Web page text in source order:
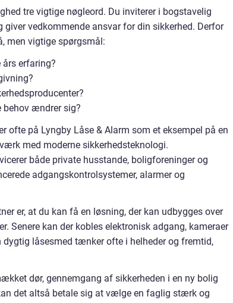
tre vigtige nøgleord. Du inviterer i bogstavelig
vedkommende ansvar for din sikkerhed. Derfor
men vigtige spørgsmål:
erfaring?
behov ændrer sig?
ofte på Lyngby Låse & Alarm som et eksempel på en
med moderne sikkerhedsteknologi.
både private husstande, boligforeninger og
adgangskontrolsystemer, alarmer og
er, at du kan få en løsning, der kan udbygges over
Senere kan der kobles elektronisk adgang, kameraer
låsesmed tænker ofte i helheder og fremtid,
dør, gennemgang af sikkerheden i en ny bolig
det altså betale sig at vælge en faglig stærk og